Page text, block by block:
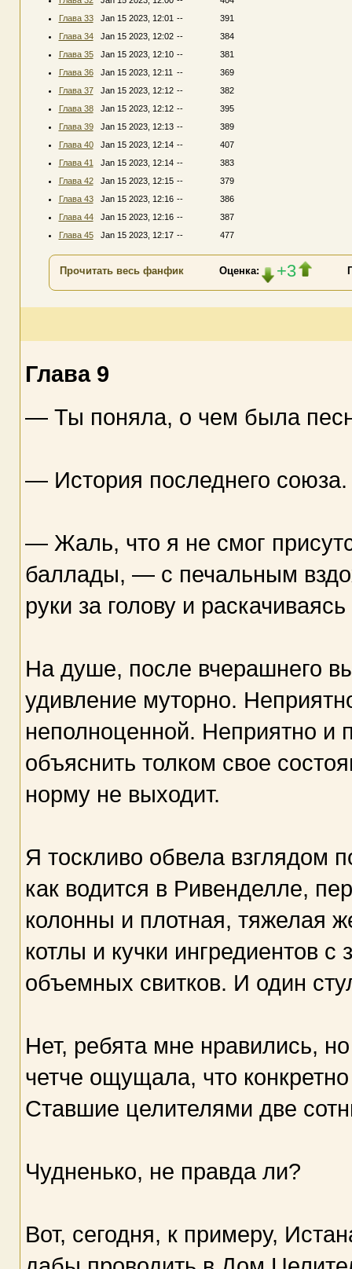
Глава 33
Jan 15 2023, 12:01 --
391
Глава 34
Jan 15 2023, 12:02 --
384
Глава 35
Jan 15 2023, 12:10 --
381
Глава 36
Jan 15 2023, 12:11 --
369
Глава 37
Jan 15 2023, 12:12 --
382
Глава 38
Jan 15 2023, 12:12 --
395
Глава 39
Jan 15 2023, 12:13 --
389
Глава 40
Jan 15 2023, 12:14 --
407
Глава 41
Jan 15 2023, 12:14 --
383
Глава 42
Jan 15 2023, 12:15 --
379
Глава 43
Jan 15 2023, 12:16 --
386
Глава 44
Jan 15 2023, 12:16 --
387
Глава 45
Jan 15 2023, 12:17 -- 477
Прочитать весь фанфик Оценка: +3
Глава 9
— Ты поняла, о чем была
— История последнего союза.
— Жаль, что я не смог
баллады, — с печальным
руки за голову и
На душе, после вчерашнего
удивление муторно.
неполноценной. Неприятно и
объяснить толком свое
норму не выходит.
Я тоскливо обвела взглядом
как водится в Ривенделле,
колонны и плотная, тяжелая
котлы и кучки ингредиентов
объемных свитков. И один
Нет, ребята мне нравились,
четче ощущала, что
Ставшие целителями две
Чудненько, не правда ли?
Вот, сегодня, к примеру,